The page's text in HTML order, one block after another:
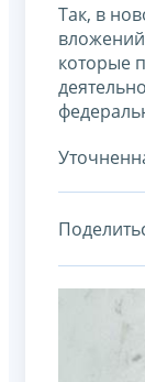
Так, в
которые